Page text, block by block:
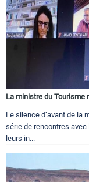
La ministre du Tourisme
Le silence d’avant de la
série de rencontres
leurs in...